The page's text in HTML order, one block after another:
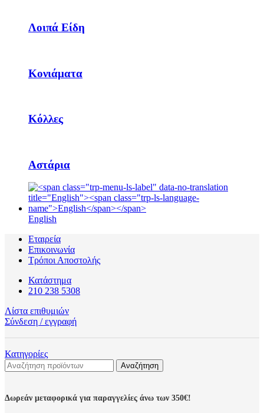
Λοιπά Είδη
Κονιάματα
Κόλλες
Αστάρια
English
Εταιρεία
Επικοινωνία
Τρόποι Αποστολής
Κατάστημα
210 238 5308
Λίστα επιθυμιών
Σύνδεση / εγγραφή
Κατηγορίες
Αναζήτηση
Δωρεάν μεταφορικά για παραγγελίες άνω των 350€!